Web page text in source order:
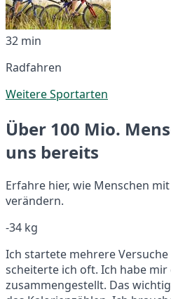
32 min
Radfahren
Weitere Sportarten
Über 100 Mio.
uns bereits
Erfahre hier, wie Menschen
verändern.
-34 kg
Ich startete mehrere
scheiterte ich oft. Ich habe
zusammengestellt. Das